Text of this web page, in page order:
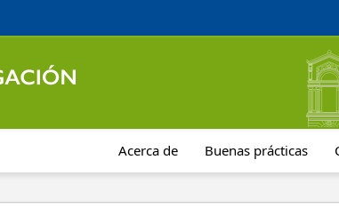
Acerca de Buenas prácticas